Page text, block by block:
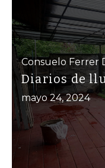
Consuelo Ferrer
Diarios de
mayo 24, 2024